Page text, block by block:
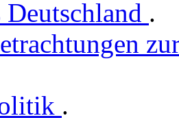
Deutschland .
.